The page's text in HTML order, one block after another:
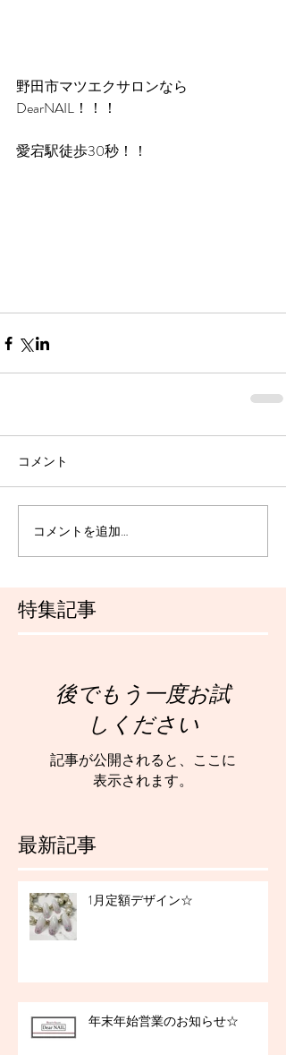
特集記事
最新記事
野田市マツエクサロンなら
DearNAIL！！！
愛宕駅徒歩30秒！！
コメント
コメントを追加…
後でもう一度お試
しください
記事が公開されると、ここに
表示されます。
1月定額デザイン☆
年末年始営業のお知らせ☆